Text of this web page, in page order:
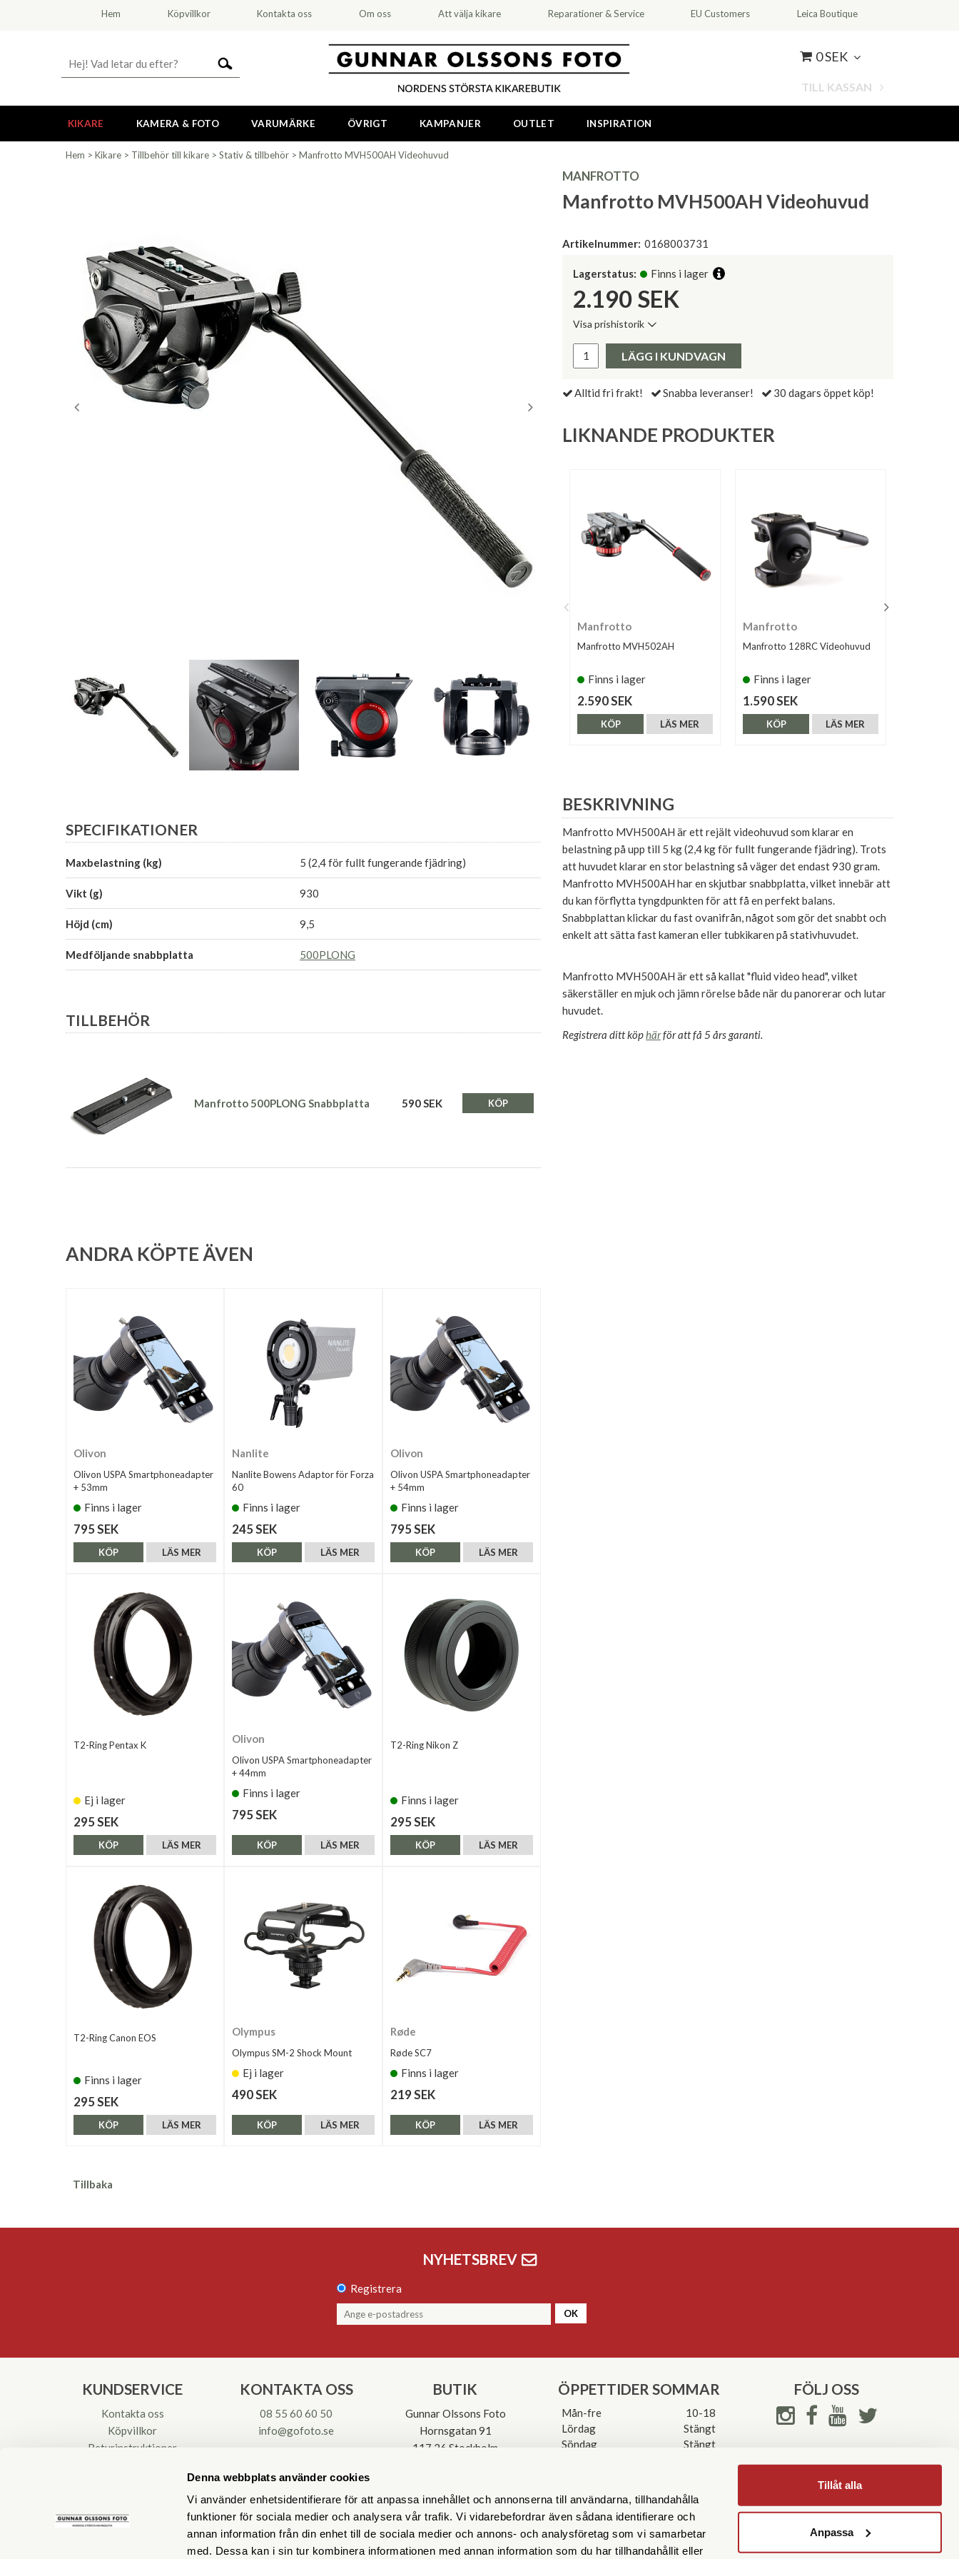
Denna webbplats använder cookies
Vi använder enhetsidentifierare för att anpassa innehållet och annonserna till användarna, tillhandahålla
funktioner för sociala medier och analysera vår trafik. Vi vidarebefordrar även sådana identifierare och
annan information från din enhet till de sociala medier och annons- och analysföretag som vi samarbetar
med. Dessa kan i sin tur kombinera informationen med annan information som du har tillhandahållit eller
Tillåt alla
Anpassa
Hem Köpvillkor Kontakta oss Om oss Att välja kikare Reparationer & Service EU Customers Leica Boutique
0 SEK
TILL KASSAN
KIKARE KAMERA & FOTO VARUMÄRKE ÖVRIGT KAMPANJER OUTLET INSPIRATION
Hem > Kikare > Tillbehör till kikare > Stativ & tillbehör > Manfrotto MVH500AH Videohuvud
MANFROTTO
Manfrotto MVH500AH Videohuvud
Artikelnummer: 0168003731
Lagerstatus: Finns i lager
2.190 SEK
Visa prishistorik
Pris:
LÄGG I KUNDVAGN
Alltid fri frakt! Snabba leveranser! 30 dagars öppet köp!
LIKNANDE PRODUKTER
Manfrotto
Manfrotto MVH502AH
Finns i lager
2.590 SEK
LÄS MER
KÖP
Manfrotto
Manfrotto 128RC Videohuvud
Finns i lager
1.590 SEK
LÄS MER
KÖP
BESKRIVNING
Manfrotto MVH500AH är ett rejält videohuvud som klarar en
belastning på upp till 5 kg (2,4 kg för fullt fungerande fjädring). Trots
att huvudet klarar en stor belastning så väger det endast 930 gram.
Manfrotto MVH500AH har en skjutbar snabbplatta, vilket innebär att
du kan förflytta tyngdpunkten för att få en perfekt balans.
Snabbplattan klickar du fast ovanifrån, något som gör det snabbt och
enkelt att sätta fast kameran eller tubkikaren på stativhuvudet.
Manfrotto MVH500AH är ett så kallat "fluid video head", vilket
säkerställer en mjuk och jämn rörelse både när du panorerar och lutar
huvudet.
Registrera ditt köphärför att få 5 års garanti.
SPECIFIKATIONER
Maxbelastning (kg) 5 (2,4 för fullt fungerande fjädring)
Vikt (g) 930
Höjd (cm) 9,5
Medföljande snabbplatta 500PLONG
TILLBEHÖR
Manfrotto 500PLONG Snabbplatta 590 SEK KÖP
ANDRA KÖPTE ÄVEN
Olivon
Olivon USPA Smartphoneadapter
+ 53mm
Finns i lager
795 SEK
LÄS MER
KÖP
Nanlite
Nanlite Bowens Adaptor för Forza
60
Finns i lager
245 SEK
LÄS MER
KÖP
Olivon
Olivon USPA Smartphoneadapter
+ 54mm
Finns i lager
795 SEK
LÄS MER
KÖP
T2-Ring Pentax K
Ej i lager
295 SEK
LÄS MER
KÖP
Olivon
Olivon USPA Smartphoneadapter
+ 44mm
Finns i lager
795 SEK
LÄS MER
KÖP
T2-Ring Nikon Z
Finns i lager
295 SEK
LÄS MER
KÖP
T2-Ring Canon EOS
Finns i lager
295 SEK
LÄS MER
KÖP
Olympus
Olympus SM-2 Shock Mount
Ej i lager
490 SEK
LÄS MER
KÖP
Røde
Røde SC7
Finns i lager
219 SEK
LÄS MER
KÖP
Tillbaka
NYHETSBREV
Registrera
OK
KUNDSERVICE
Kontakta oss
Köpvillkor
Returinstruktioner
KONTAKTA OSS
08 55 60 60 50
info@gofoto.se
BUTIK
Gunnar Olssons Foto
Hornsgatan 91
117 26 Stockholm
ÖPPETTIDER SOMMAR
Mån-fre
10-18
Lördag
Stängt
Söndag
Stängt
FÖLJ OSS